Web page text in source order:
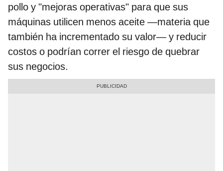
pollo y "mejoras operativas" para que sus
máquinas utilicen menos aceite —materia que
también ha incrementado su valor— y reducir
costos o podrían correr el riesgo de quebrar
sus negocios.